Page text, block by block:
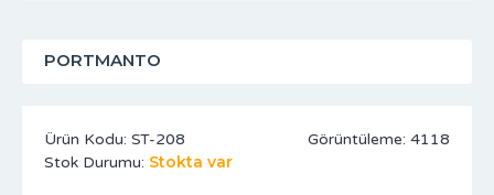
PORTMANTO
Görüntüleme: 4118
Ürün Kodu: ST-208
Stok Durumu: Stokta var